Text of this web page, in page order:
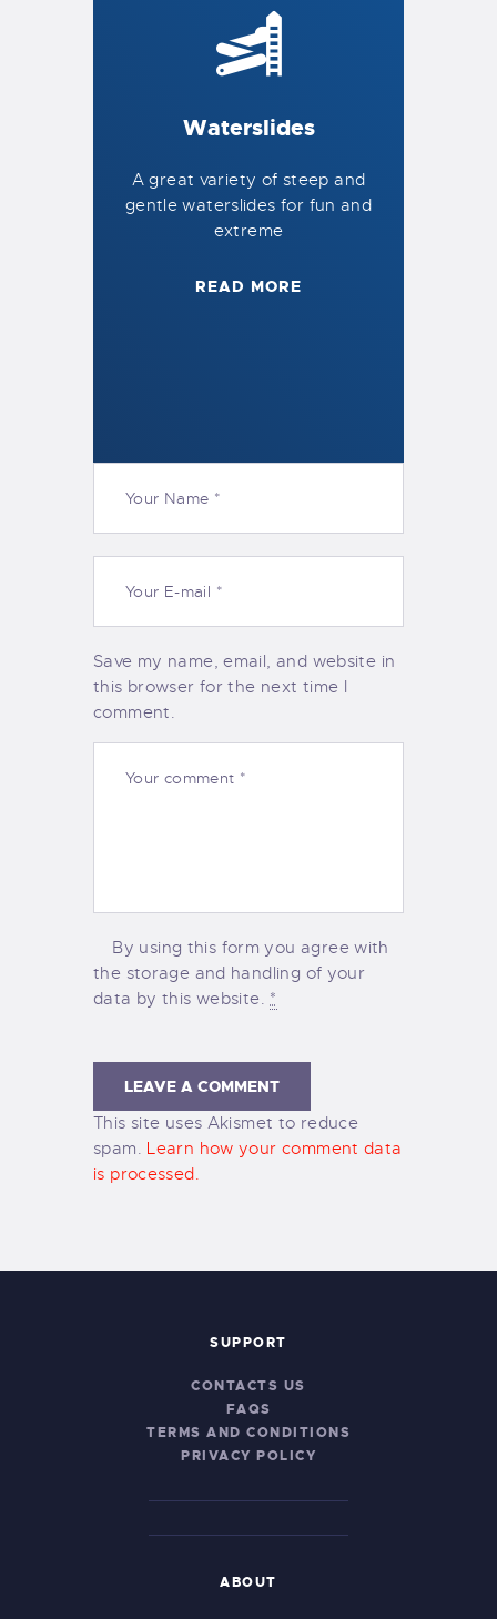
Waterslides
A great variety of steep and
gentle waterslides for fun and
extreme
READ MORE
Save my name, email, and website in
this browser for the next time I
comment.
By using this form you agree with
the storage and handling of your
data by this website. *
This site uses Akismet to reduce
spam. Learn how your comment data
is processed.
SUPPORT
CONTACTS US
FAQS
TERMS AND CONDITIONS
PRIVACY POLICY
ABOUT